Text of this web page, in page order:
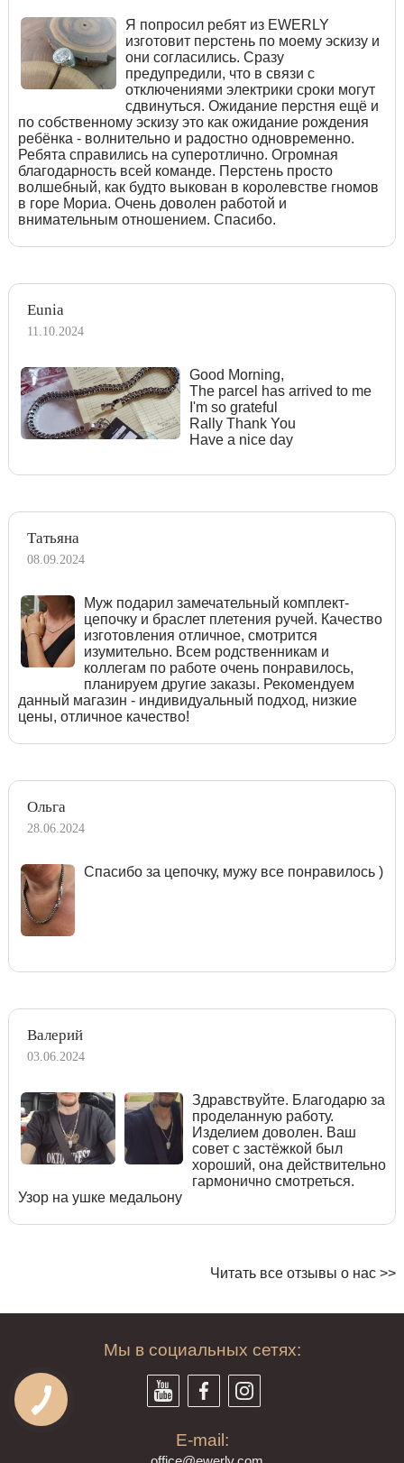
Я попросил ребят из EWERLY
изготовит перстень по моему эскизу и
они согласились. Сразу
предупредили, что в связи с
отключениями электрики сроки могут
сдвинуться. Ожидание перстня ещё и
по собственному эскизу это как ожидание рождения
ребёнка - волнительно и радостно одновременно.
Ребята справились на суперотлично. Огромная
благодарность всей команде. Перстень просто
волшебный, как будто выкован в королевстве гномов
в горе Мориа. Очень доволен работой и
внимательным отношением. Спасибо.
Eunia
11.10.2024
Good Morning,
The parcel has arrived to me
I'm so grateful
Rally Thank You
Have a nice day
Татьяна
08.09.2024
Муж подарил замечательный комплект-
цепочку и браслет плетения ручей. Качество
изготовления отличное, смотрится
изумительно. Всем родственникам и
коллегам по работе очень понравилось,
планируем другие заказы. Рекомендуем
данный магазин - индивидуальный подход, низкие
цены, отличное качество!
Ольга
28.06.2024
Спасибо за цепочку, мужу все понравилось )
Валерий
03.06.2024
Здравствуйте. Благодарю за
проделанную работу.
Изделием доволен. Ваш
совет с застёжкой был
хороший, она действительно
гармонично смотреться.
Узор на ушке медальону
Читать все отзывы о нас >>
Мы в социальных сетях:
E-mail: